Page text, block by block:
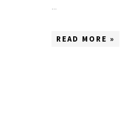
...
READ MORE »